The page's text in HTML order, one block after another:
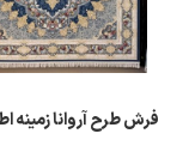
فرش طرح آروانا زمینه